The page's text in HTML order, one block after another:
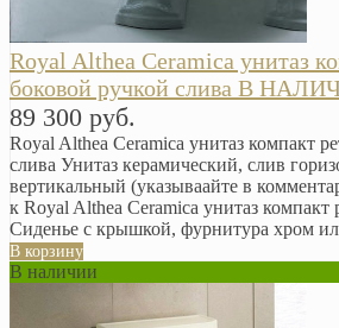
Royal Althea Ceramica унитаз
боковой ручкой слива В
89 300 руб.
Royal Althea Ceramica унитаз компакт
слива Унитаз керамический, слив
вертикальный (указываайте в
к Royal Althea Ceramica унитаз компакт
Сиденье с крышкой, фурнитура хром
В корзину
В наличии